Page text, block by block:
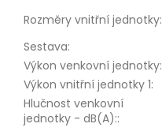
Rozměry vnitřní jednotky:
Sestava:
Výkon venkovní jednotky:
Výkon vnitřní jednotky 1:
Hlučnost venkovní
jednotky - dB(A)::